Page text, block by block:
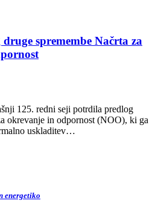
spremembe Načrta za
125. redni seji potrdila predlog
okrevanje in odpornost (NOO), ki ga
uskladitev…
energetiko